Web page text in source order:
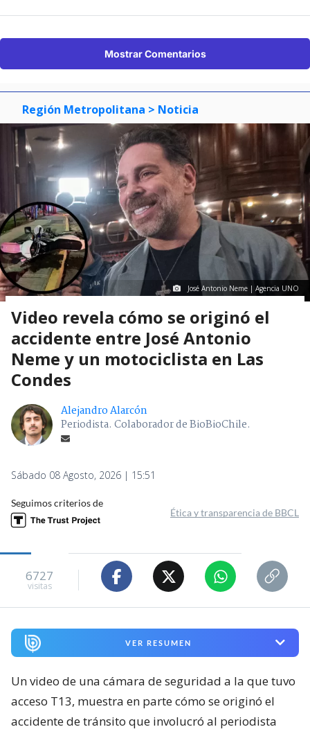
Mostrar Comentarios
Región Metropolitana > Noticia
José Antonio Neme | Agencia UNO
Video revela cómo se originó el
accidente entre José Antonio
Neme y un motociclista en Las
Condes
Alejandro Alarcón
Periodista. Colaborador de BioBioChile.
Sábado 08 Agosto, 2026 | 15:51
Seguimos criterios de
Ética y transparencia de BBCL
6727
visitas
VER RESUMEN
Un video de una cámara de seguridad a la que tuvo
acceso T13, muestra en parte cómo se originó el
accidente de tránsito que involucró al periodista